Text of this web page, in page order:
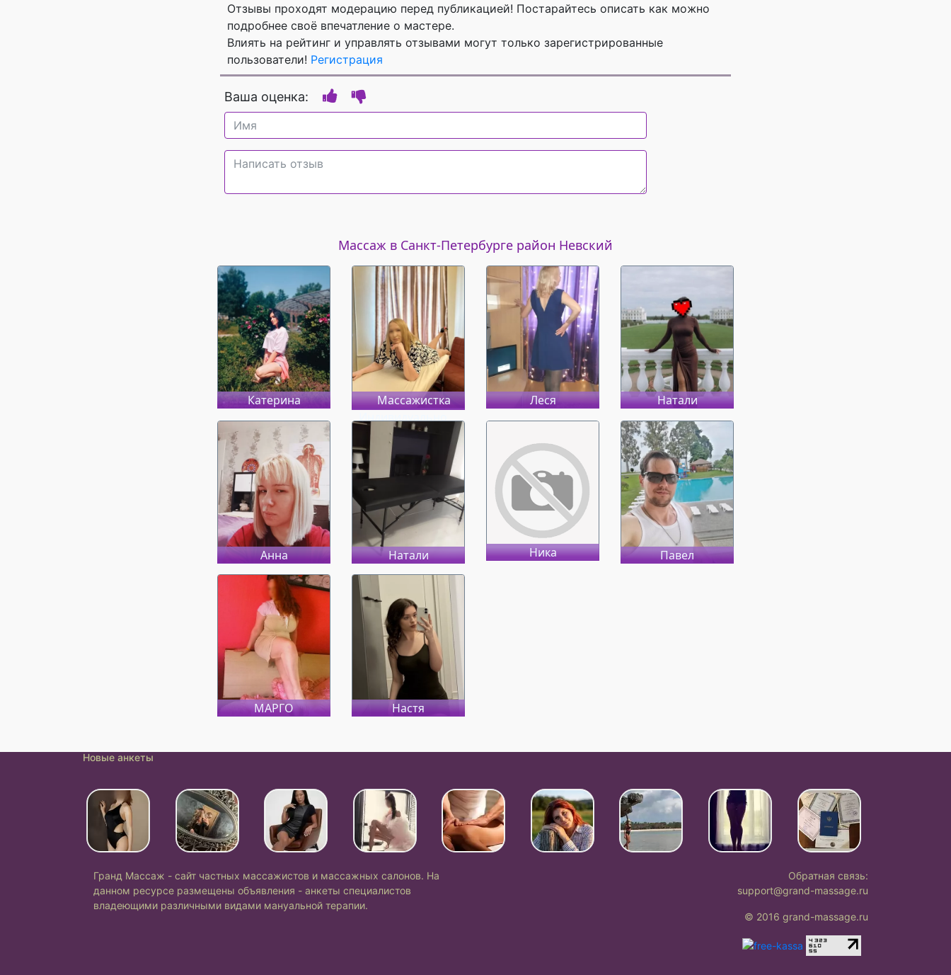
Отзывы проходят модерацию перед публикацией! Постарайтесь описать как можно
подробнее своё впечатление о мастере.
Влиять на рейтинг и управлять отзывами могут только зарегистрированные
пользователи! Регистрация
Ваша оценка:
Массаж в Санкт-Петербурге район Невский
Катерина
Массажистка
Индивидуально
Леся Натали
Анна Натали Ника Павел
МАРГО Настя
Новые анкеты
Гранд Массаж - сайт частных массажистов и массажных салонов. На
данном ресурсе размещены объявления - анкеты специалистов
владеющими различными видами мануальной терапии.
Обратная связь:
support@grand-massage.ru
© 2016 grand-massage.ru